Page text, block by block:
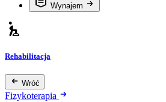
Wynajem
Rehabilitacja
Wróć
Fizykoterapia